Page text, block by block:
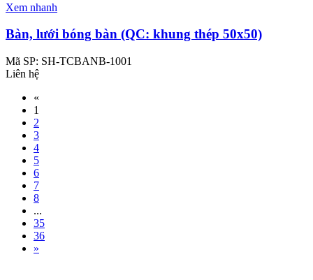
Xem nhanh
Bàn, lưới bóng bàn (QC: khung thép 50x50)
Mã SP: SH-TCBANB-1001
Liên hệ
«
1
2
3
4
5
6
7
8
...
35
36
»